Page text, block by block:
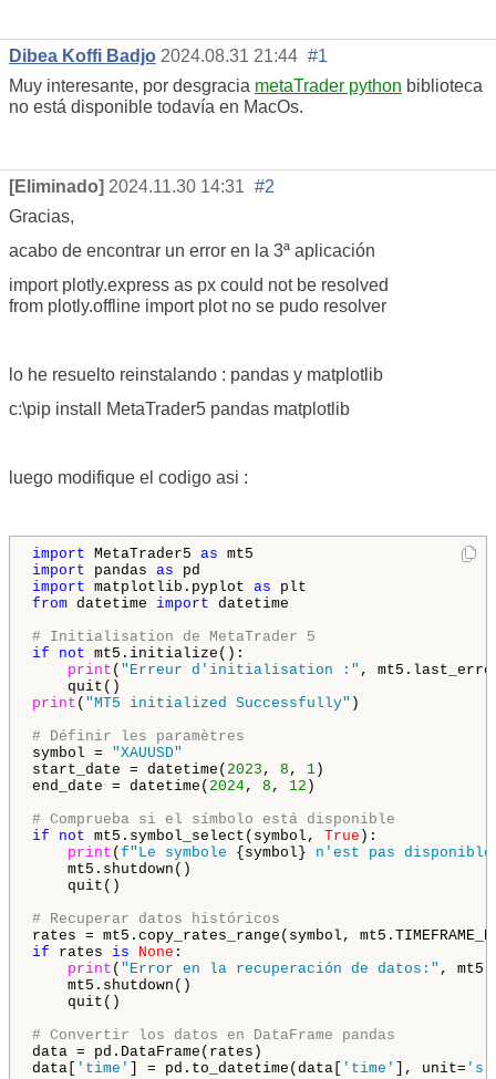
Dibea Koffi Badjo 2024.08.31 21:44 #1
Muy interesante, por desgracia metaTrader python biblioteca
no está disponible todavía en MacOs.
[Eliminado] 2024.11.30 14:31 #2
Gracias,
acabo de encontrar un error en la 3ª aplicación
importplotly.express as px could not be resolved
from plotly.offline importplot no se pudo resolver
lo he resuelto reinstalando : pandas y matplotlib
c:\pip install MetaTrader5 pandas matplotlib
luego modifique el codigo asi :
import MetaTrader5 as
import pandas as
import matplotlib.pyplot as
from datetime import datetime
# Initialisation de MetaTrader 5
if
not mt5.initialize():
print ( "Erreur d'initialisation :" ,
print ( "MT5 initialized Successfully" )
# Définir les paramètres
symbol = "XAUUSD"
start_date = datetime( 2023 , 8 , 1 )
end_date = datetime( 2024, 8 , 12 )
# Comprueba si el símbolo está disponible
if
not mt5.symbol_select(symbol, True ):
print ( f"Le symbole {symbol} n'est pas
mt5.shutdown()
quit()
# Recuperar datos históricos
if rates is None :
print ( "Error en la recuperación de datos:" ,
mt5.shutdown()
quit()
# Convertir los datos en DataFrame pandas
data = pd.DataFrame(rates)
data[
'time' ] = pd.to_datetime(data[ 'time' ], unit= 's'